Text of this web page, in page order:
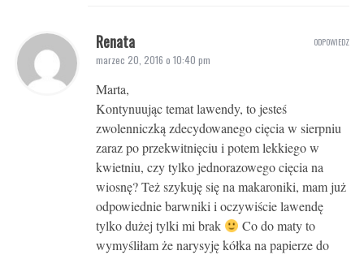
Renata
marzec 20, 2016 o 10:40 pm
Marta,
Kontynuując temat lawendy, to jesteś
zwolenniczką zdecydowanego cięcia w sierpniu
zaraz po przekwitnięciu i potem lekkiego w
kwietniu, czy tylko jednorazowego cięcia na
wiosnę? Też szykuję się na makaroniki, mam już
odpowiednie barwniki i oczywiście lawendę
tylko dużej tylki mi brak
Co do maty to
wymyśliłam że narysyję kółka na papierze do
ODPOWIEDZ